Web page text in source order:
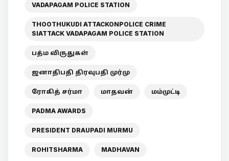
VADAPAGAM POLICE STATION
THOOTHUKUDI ATTACKONPOLICE CRIME
SIATTACK VADAPAGAM POLICE STATION
பத்ம விருதுகள்
ஜனாதிபதி திரவுபதி முர்மு
ரோகித் சர்மா மாதவன் மம்முட்டி
PADMA AWARDS
PRESIDENT DRAUPADI MURMU
ROHITSHARMA MADHAVAN